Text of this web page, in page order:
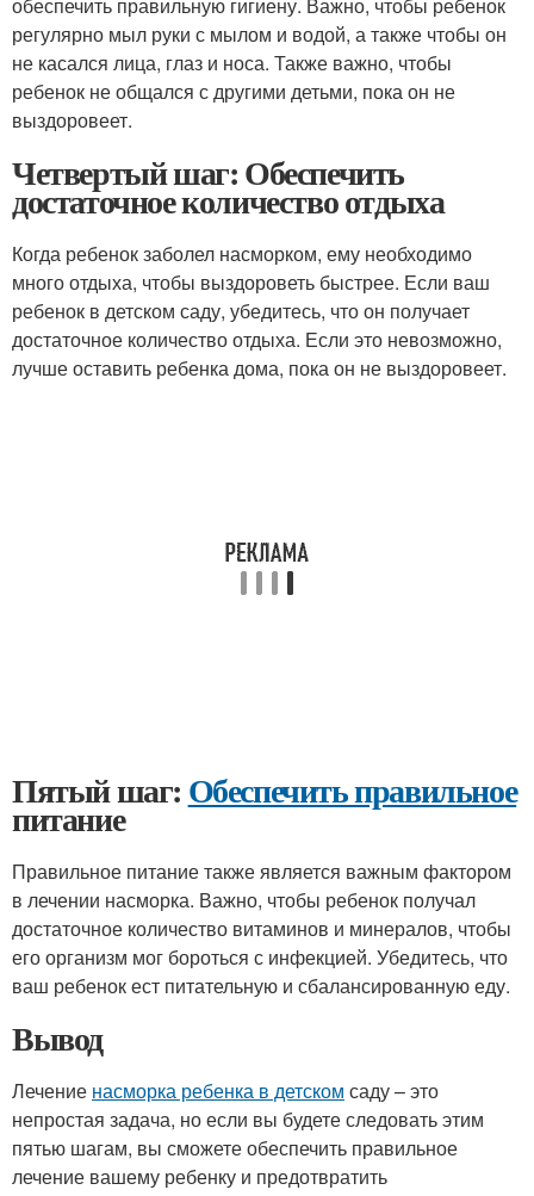
регулярно мыл руки с мылом и водой, а также чтобы он
не касался лица, глаз и носа. Также важно, чтобы
ребенок не общался с другими детьми, пока он не
выздоровеет.
Четвертый шаг: Обеспечить
достаточное количество отдыха
Когда ребенок заболел насморком, ему необходимо
много отдыха, чтобы выздороветь быстрее. Если ваш
ребенок в детском саду, убедитесь, что он получает
достаточное количество отдыха. Если это невозможно,
лучше оставить ребенка дома, пока он не выздоровеет.
Пятый шаг:Обеспечить правильное
питание
Правильное питание также является важным фактором
в лечении насморка. Важно, чтобы ребенок получал
достаточное количество витаминов и минералов, чтобы
его организм мог бороться с инфекцией. Убедитесь, что
ваш ребенок ест питательную и сбалансированную еду.
Вывод
Лечение насморка ребенка в детском саду – это
непростая задача, но если вы будете следовать этим
пятью шагам, вы сможете обеспечить правильное
лечение вашему ребенку и предотвратить